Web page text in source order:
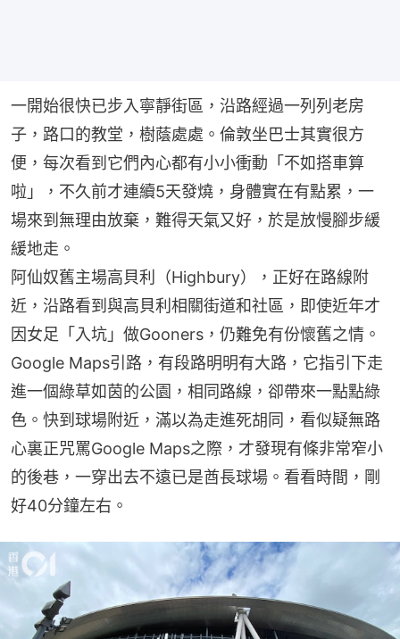
一開始很快已步入寧靜街區，沿路經過一列列老房
子，路口的教堂，樹蔭處處。倫敦坐巴士其實很方
便，每次看到它們內心都有小小衝動「不如搭車算
啦」，不久前才連續5天發燒，身體實在有點累，一
場來到無理由放棄，難得天氣又好，於是放慢腳步緩
緩地走。
阿仙奴舊主場高貝利（Highbury），正好在路線附
近，沿路看到與高貝利相關街道和社區，即使近年才
因女足「入坑」做Gooners，仍難免有份懷舊之情。
Google Maps引路，有段路明明有大路，它指引下走
進一個綠草如茵的公園，相同路線，卻帶來一點點綠
色。快到球場附近，滿以為走進死胡同，看似疑無路
心裏正咒罵Google Maps之際，才發現有條非常窄小
的後巷，一穿出去不遠已是酋長球場。看看時間，剛
好40分鐘左右。